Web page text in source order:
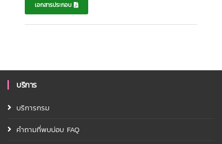
เอกสารประกอบ
บริการ
บริการกรม
คำถามที่พบบ่อบ FAQ